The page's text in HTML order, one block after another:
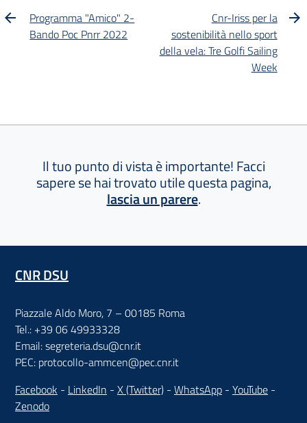
Programma "Amico" 2-
Bando Poc Pnrr 2022
Cnr-Iriss per la
sostenibilità nello sport
della vela: Tre Golfi Sailing
Week
Il tuo punto di vista è importante! Facci
sapere se hai trovato utile questa pagina,
lascia un parere.
CNR DSU
Piazzale Aldo Moro, 7 – 00185 Roma
Tel.: +39 06 49933328
Email: segreteria.dsu@cnr.it
PEC: protocollo-ammcen@pec.cnr.it
Facebook - LinkedIn - X (Twitter) - WhatsApp - YouTube -
Zenodo